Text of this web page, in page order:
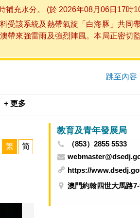
補充水分。 (於 2026年08月06日17時
受該系統及熱帶氣旋「白海豚」共同
來強雷雨及強烈陣風。本局正密切
跳至內容
+ 更多
繁 简
教育及青年發展局
（853）2855 5533
https://
澳門約翰四世大馬路